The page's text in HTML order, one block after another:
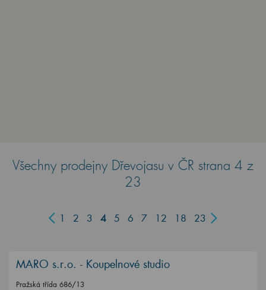
Všechny prodejny Dřevojasu v ČR strana 4 z
23
1 2 3 4 5 6 7 12 18 23
MARO s.r.o. - Koupelnové studio
Pražská třída 686/13